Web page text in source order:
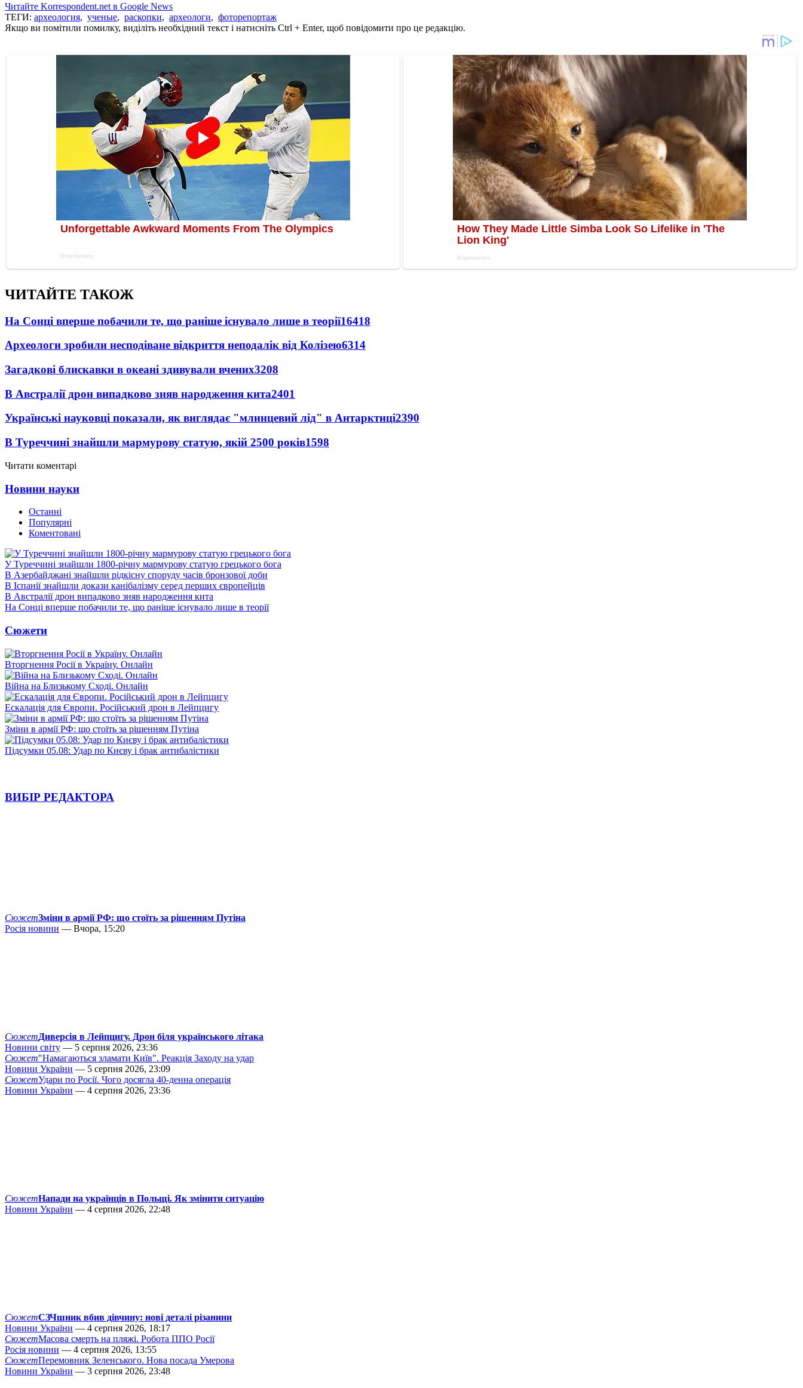
Читайте Korrespondent.net в Google News
ТЕГИ: археология, ученые, раскопки, археологи, фоторепортаж
Якщо ви помітили помилку, виділіть необхідний текст і натисніть Ctrl + Enter, щоб повідомити про це редакцію.
ЧИТАЙТЕ ТАКОЖ
На Сонці вперше побачили те, що раніше існувало лише в теорії16418
Археологи зробили несподіване відкриття неподалік від Колізею6314
Загадкові блискавки в океані здивували вчених3208
В Австралії дрон випадково зняв народження кита2401
Українські науковці показали, як виглядає "млинцевий лід" в Антарктиці2390
В Туреччині знайшли мармурову статую, якій 2500 років1598
Читати коментарі
Новини науки
Останні
Популярні
Коментовані
У Туреччині знайшли 1800-річну мармурову статую грецького бога
В Азербайджані знайшли рідкісну споруду часів бронзової доби
В Іспанії знайшли докази канібалізму серед перших європейців
В Австралії дрон випадково зняв народження кита
На Сонці вперше побачили те, що раніше існувало лише в теорії
Сюжети
Вторгнення Росії в Україну. Онлайн
Війна на Близькому Сході. Онлайн
Ескалація для Європи. Російський дрон в Лейпцигу
Зміни в армії РФ: що стоїть за рішенням Путіна
Підсумки 05.08: Удар по Києву і брак антибалістики
ВИБІР РЕДАКТОРА
СюжетЗміни в армії РФ: що стоїть за рішенням Путіна
Росія новини — Вчора, 15:20
СюжетДиверсія в Лейпцигу. Дрон біля українського літака
Новини світу — 5 серпня 2026, 23:36
Сюжет"Намагаються зламати Київ". Реакція Заходу на удар
Новини України — 5 серпня 2026, 23:09
СюжетУдари по Росії. Чого досягла 40-денна операція
Новини України — 4 серпня 2026, 23:36
СюжетНапади на українців в Польщі. Як змінити ситуацію
Новини України — 4 серпня 2026, 22:48
СюжетСЗЧшник вбив дівчину: нові деталі різанини
Новини України — 4 серпня 2026, 18:17
СюжетМасова смерть на пляжі. Робота ППО Росії
Росія новини — 4 серпня 2026, 13:55
СюжетПеремовник Зеленського. Нова посада Умерова
Новини України — 3 серпня 2026, 23:48